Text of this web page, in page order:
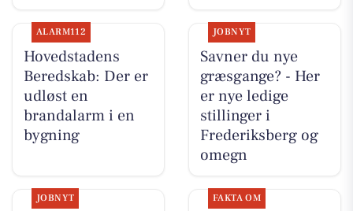
ALARM112
Hovedstadens
Beredskab: Der er
udløst en
brandalarm i en
bygning
JOBNYT
Savner du nye
græsgange? - Her
er nye ledige
stillinger i
Frederiksberg og
omegn
JOBNYT FAKTA OM